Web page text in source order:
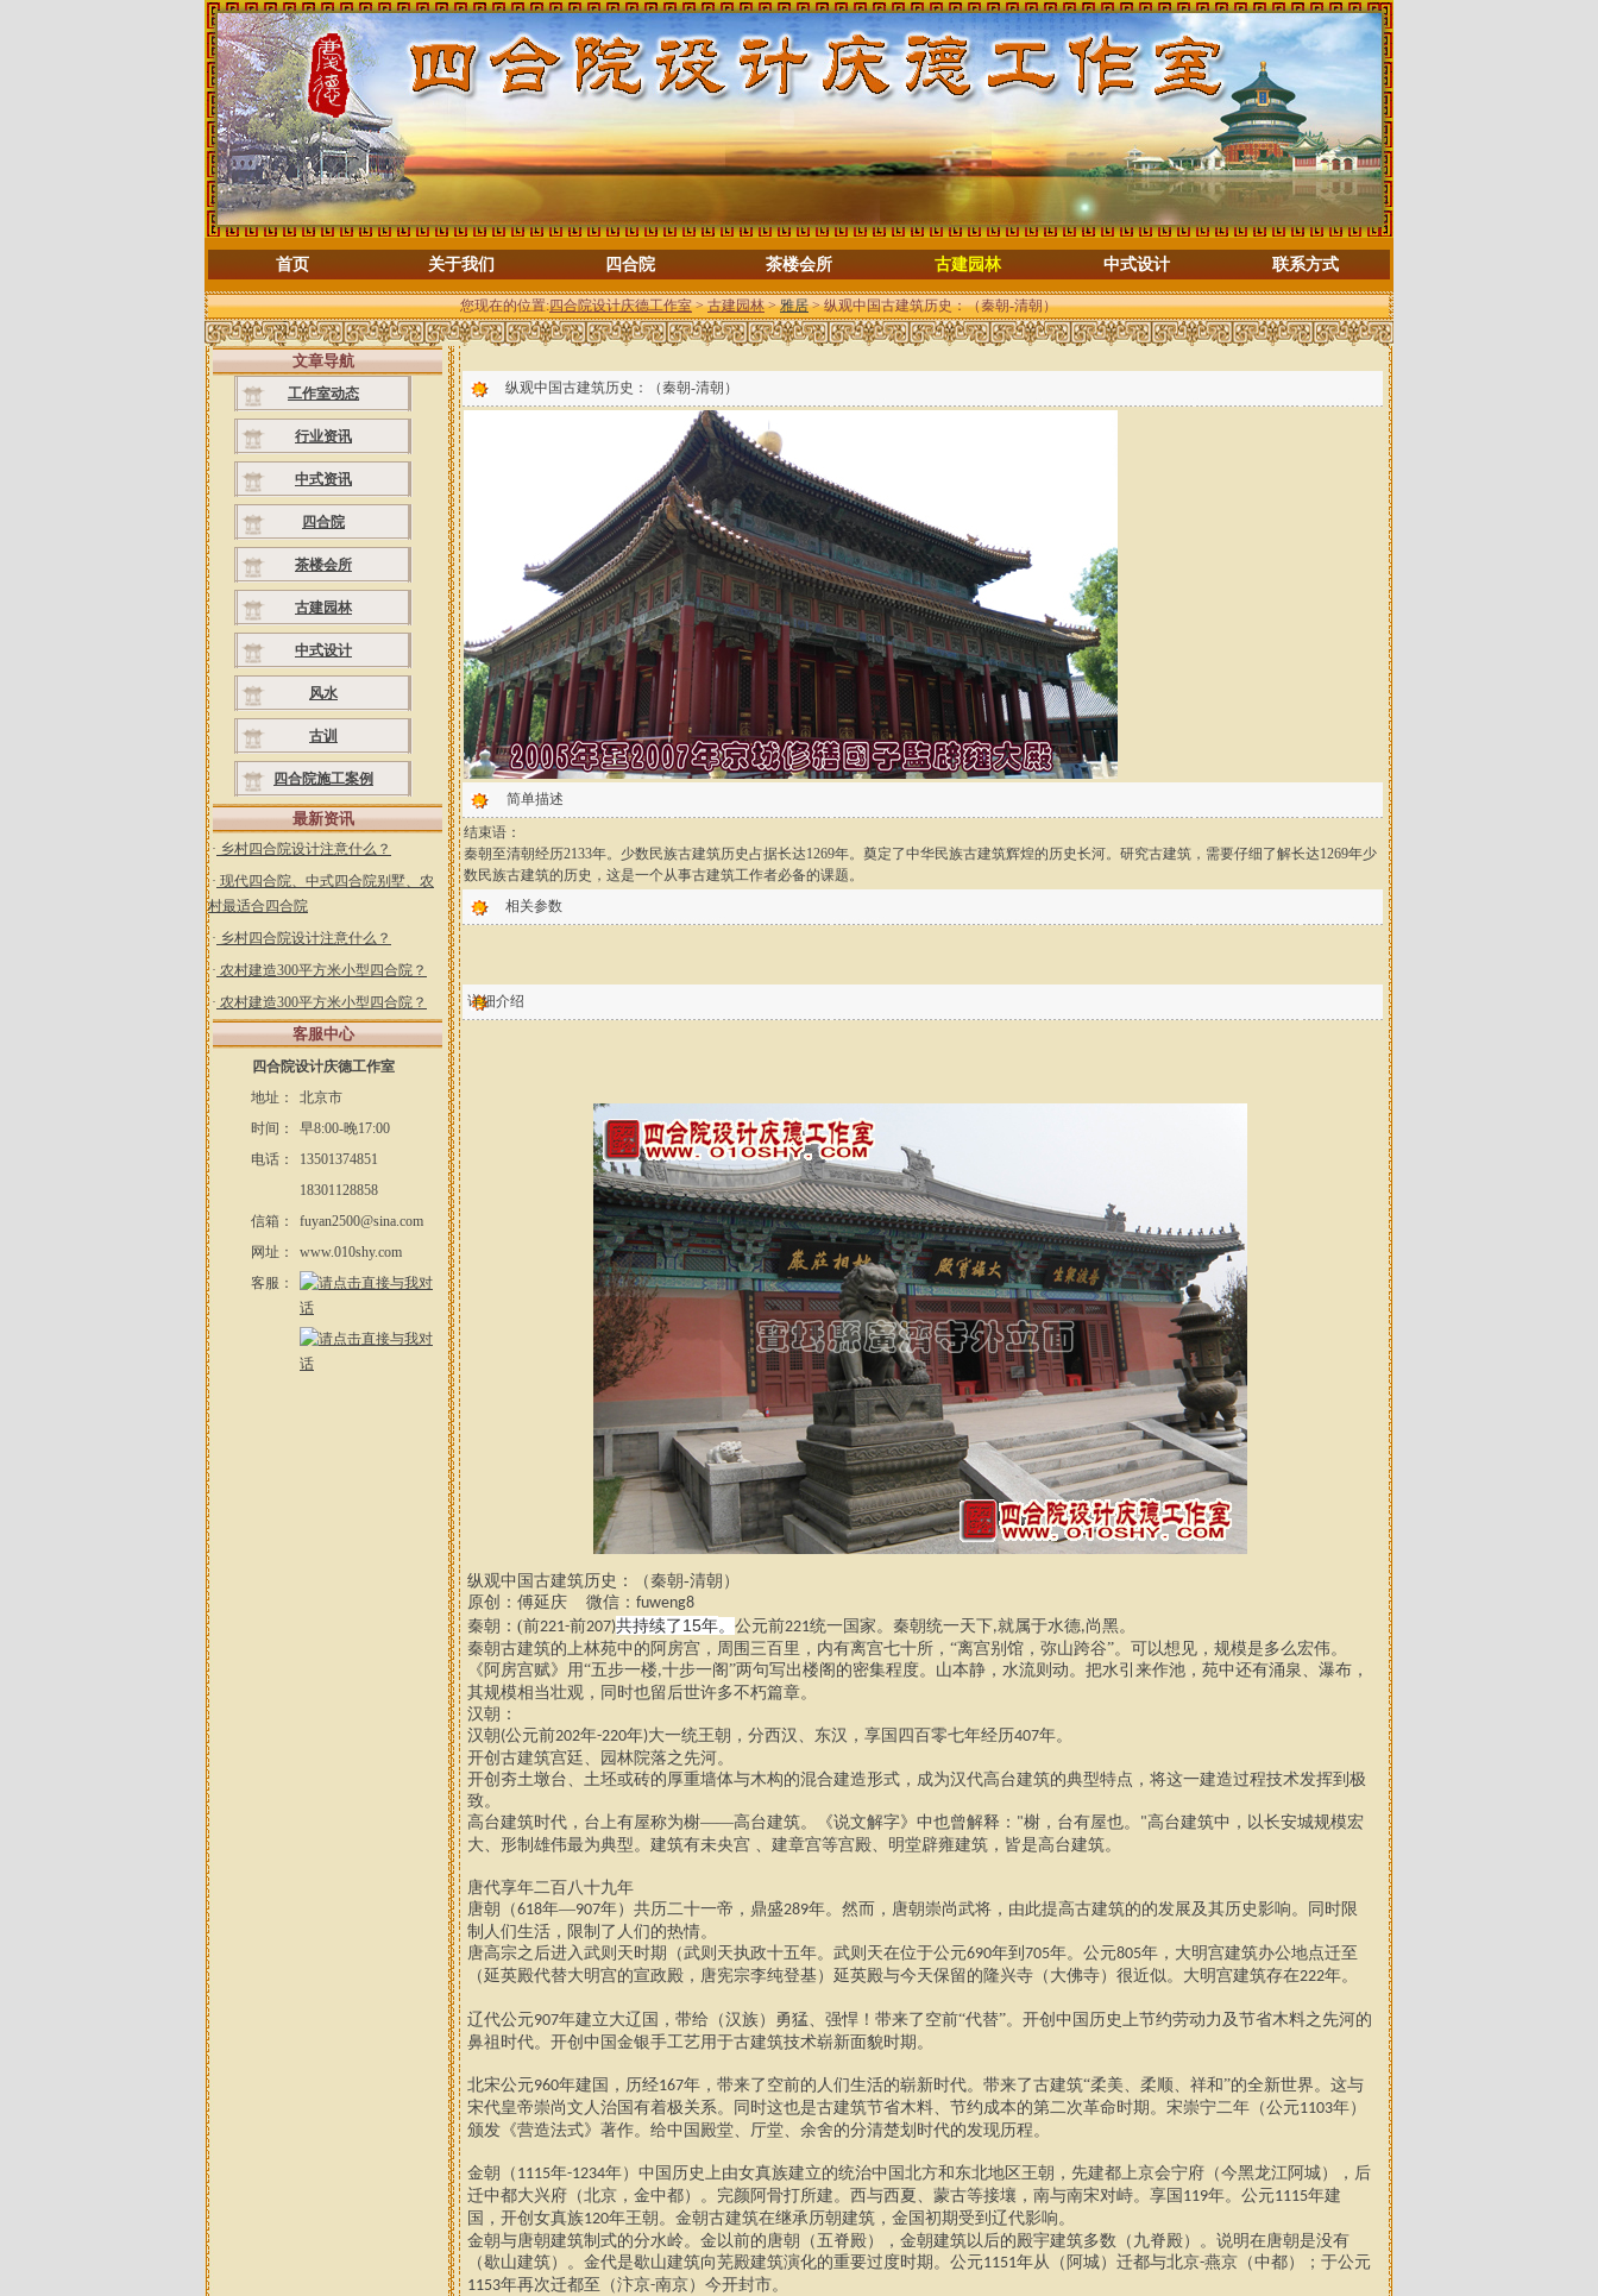
首页 关于我们 四合院 茶楼会所 古建园林 中式设计 联系方式
您现在的位置:四合院设计庆德工作室>古建园林>雅居> 纵观中国古建筑历史：（秦朝-清朝）
文章导航
工作室动态
行业资讯
中式资讯
四合院
茶楼会所
古建园林
中式设计
风水
古训
四合院施工案例
最新资讯
· 乡村四合院设计注意什么？
· 现代四合院、中式四合院别墅、农
村最适合四合院
· 乡村四合院设计注意什么？
· 农村建造300平方米小型四合院？
· 农村建造300平方米小型四合院？
客服中心
四合院设计庆德工作室
地址：
北京市
时间：
早8:00-晚17:00
电话：
13501374851
18301128858
信箱：
fuyan2500@sina.com
网址：
www.010shy.com
客服：
纵观中国古建筑历史：（秦朝-清朝）
简单描述
结束语：
秦朝至清朝经历2133年。少数民族古建筑历史占据长达1269年。奠定了中华民族古建筑辉煌的历史长河。研究古建筑，需要仔细了解长达1269年少
数民族古建筑的历史，这是一个从事古建筑工作者必备的课题。
相关参数
详细介绍
纵观中国 古建筑历史： （秦朝-清朝 ）
原创：傅延庆 微信： fuweng8
秦朝 ： (前221-前207)共持续了15年。 公元前221统一国家。 秦朝统一天下,就属于水德,尚黑。
秦朝古建筑的上林苑中的阿房宫，周围三百里，内有离宫七十所，“离宫别馆，弥山跨谷”。可以想见，规模是多么宏伟。
《阿房宫赋》用“五步一楼,十步一阁”两句写出楼阁的密集程度。山本静，水流则动。把水引来作池，苑中还有涌泉、瀑布，
其规模相当壮观 ，同时也留后世许多不朽篇章。
汉朝 ：
汉朝 (公元前202年-220年)大一统王朝，分西汉、东汉，享国四百零七年经历407年。
开创古建筑宫廷、园林院落之先河。
开创夯土墩台、土坯或砖的厚重墙体与木构的混合建造形式，成为汉代高台建筑的典型特点，将这一建造过程技术发挥到极
致。
高台建筑时代 ， 台上有屋称为榭——高台建筑。《说文解字》中也曾解释： "榭，台有屋也。 "高台建筑中，以长安城规模宏
大、形制雄伟最为典型。 建筑有未央宫 、建章宫等宫殿、 明堂辟雍建筑， 皆是高台建筑。
唐代享年二百八十九年
唐朝（618年—907年）共历二十一帝，鼎盛289年。然而，唐朝崇尚武将，由此提高古建筑的的发展及其历史影响。同时限
制人们生活，限制了人们的热情。
唐高宗之后进入武则天时期（武则天执政十五年。武则天在位于公元690年到 705年。公元805年，大明宫建筑办公地点迁至
（延英殿代替大明宫的宣政殿，唐宪宗李纯登基）延英殿与今天保留的隆兴寺（大佛寺）很近似。大明宫建筑存在222年。
辽代公元907年建立大辽国，带给（汉族）勇猛、强悍！带来了空前“代替”。开创中国历史上节约劳动力及节省木料之先河的
鼻祖时代。开创中国金银手工艺用于古建筑技术崭新面貌时期。
北宋公元960年建国，历经167年，带来了空前的人们生活的崭新时代。带来了古建筑“柔美、柔顺、祥和”的全新世界。这与
宋代皇帝崇尚文人治国有着极关系。同时这也是古建筑节省木料、节约成本的第二次革命时期。宋崇宁二年（公元1103年）
颁发《营造法式》著作。给中国殿堂、厅堂、余舍的分清楚划时代的发现历程。
金朝（ 1115年-1234年）中国历史上由女真族建立的统治中国北方和东北地区王朝，先建都上京会宁府（今黑龙江阿城），后
迁中都大兴府（北京，金中都） 。 完颜阿骨打所建。西与西夏、蒙古等接壤，南与南宋对峙。享国 119年。公元1115年建
国，开创女真族120年王朝。金朝古建筑在继承历朝建筑 ， 金国初期受到辽代影响。
金朝与唐朝建筑制式的分水岭。金以前的唐朝（五脊殿），金朝建筑以后的殿宇建筑多数（九脊殿）。说明在唐朝是没有
（歇山建筑）。金代是歇山建筑向芜殿建筑演化的重要过度时期。公元1151年从（阿城）迁都与北京-燕京（中都）；于公元
1153年再次迁都至（汴京-南京）今开封市。